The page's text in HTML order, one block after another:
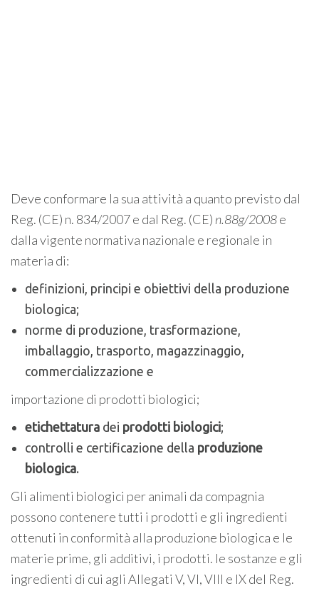
Deve conformare la sua attività a quanto previsto dal
Reg. (CE) n. 834/2007 e dal Reg. (CE) n.88g/2008e
dalla vigente normativa nazionale e regionale in
materia di:
definizioni, principi e obiettivi della produzione
biologica;
norme di produzione, trasformazione,
imballaggio, trasporto, magazzinaggio,
commercializzazione e
importazione di prodotti biologici;
etichettatura dei prodotti biologici;
controlli e certificazione della produzione
biologica.
Gli alimenti biologici per animali da compagnia
possono contenere tutti i prodotti e gli ingredienti
ottenuti in conformità alla produzione biologica e le
materie prime, gli additivi, i prodotti. le sostanze e gli
ingredienti di cui agli Allegati V, VI, VIII e IX del Reg.